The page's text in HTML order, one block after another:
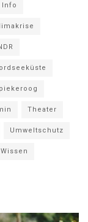
Info
Theater
Umweltschutz
Wissen